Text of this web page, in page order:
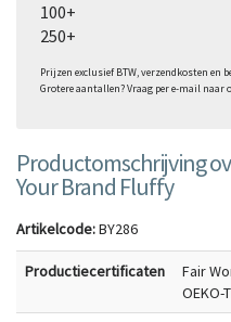
100+
250+
Prijzen exclusief BTW, verzendkosten en
Grotere aantallen? Vraag per e-mail naar
Productomschrijving
Your Brand Fluffy
Artikelcode:BY286
Productiecertificaten
Fair
OEKO-